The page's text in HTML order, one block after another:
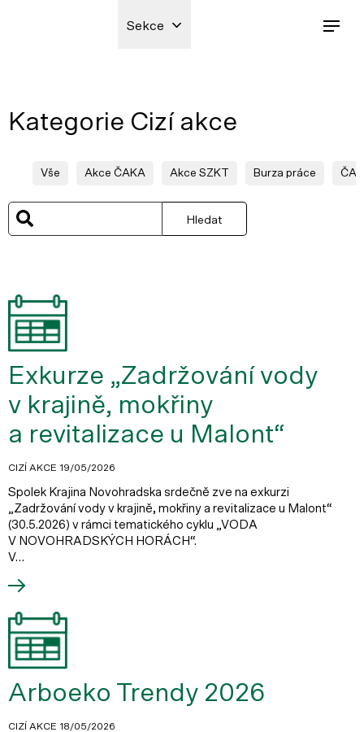
Sekce
Kategorie Cizí akce
Vše Akce ČAKA Akce SZKT Burza práce
Hledat
Exkurze „Zadržování vody
v krajině, mokřiny
a revitalizace u Malont“
CIZÍ AKCE 19/05/2026
Spolek Krajina Novohradska srdečně zve na exkurzi
„Zadržování vody v krajině, mokřiny a revitalizace u Malont“
(30.5.2026) v rámci tematického cyklu „VODA
V NOVOHRADSKÝCH HORÁCH“.
V…
Arboeko Trendy 2026
CIZÍ AKCE 18/05/2026